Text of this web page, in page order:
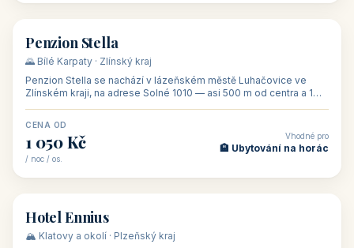
🏡 penzion
Penzion Stella
🌄 Bílé Karpaty · Zlínský kraj
Penzion Stella se nachází v lázeňském městě Luhačovice ve
Zlínském kraji, na adrese Solné 1010 — asi 500 m od centra a 1
CENA OD
1 050 Kč
/ noc / os.
Vhodné pro
🏨 Ubytování na horác
🏨 hotel
Hotel Ennius
🏔️ Klatovy a okolí · Plzeňský kraj